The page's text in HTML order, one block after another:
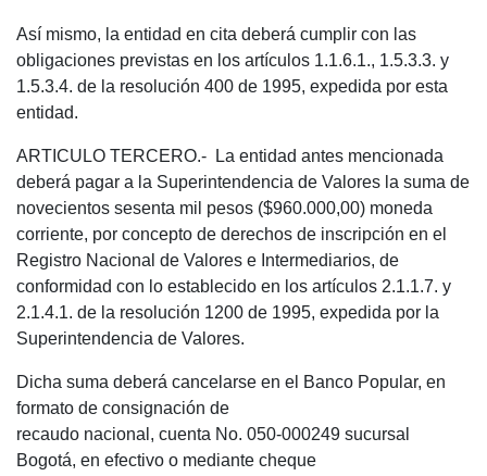
Así mismo, la entidad en cita deberá cumplir con las
obligaciones previstas en los artículos 1.1.6.1., 1.5.3.3. y
1.5.3.4. de la resolución 400 de 1995, expedida por esta
entidad.
ARTICULO TERCERO.- La entidad antes mencionada
deberá pagar a la Superintendencia de Valores la suma de
novecientos sesenta mil pesos ($960.000,00) moneda
corriente, por concepto de derechos de inscripción en el
Registro Nacional de Valores e Intermediarios, de
conformidad con lo establecido en los artículos 2.1.1.7. y
2.1.4.1. de la resolución 1200 de 1995, expedida por la
Superintendencia de Valores.
Dicha suma deberá cancelarse en el Banco Popular, en
formato de consignación de
recaudo nacional, cuenta No. 050-000249 sucursal
Bogotá, en efectivo o mediante cheque